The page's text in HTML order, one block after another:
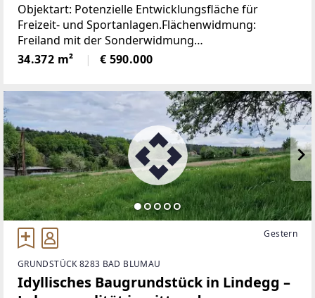
Objektart: Potenzielle Entwicklungsfläche für
Freizeit- und Sportanlagen.Flächenwidmung:
Freiland mit der Sonderwidmung
SportanlageWillkommen in Großsteinbach, einem
bezaubernden Ort im malerischen Bezirk Hartberg-
34.372 m² € 590.000
Gestern
GRUNDSTÜCK 8283 BAD BLUMAU
Idyllisches Baugrundstück in Lindegg –